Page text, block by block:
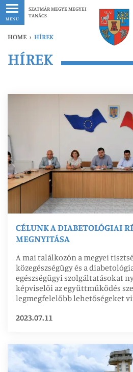
MENU
SZATMÁR MEGYE MEGYEI
TANÁCS
Legfrissebb
HOME › HÍREK
HÍREK
CÉLUNK A DIABETOLÓGIAI
MEGNYITÁSA
A mai találkozón a megyei
közegészségügy és a
egészségügyi szolgáltatásokat
képviselői az együttműködés
legmegfelelőbb lehetőségeket
2023.07.11